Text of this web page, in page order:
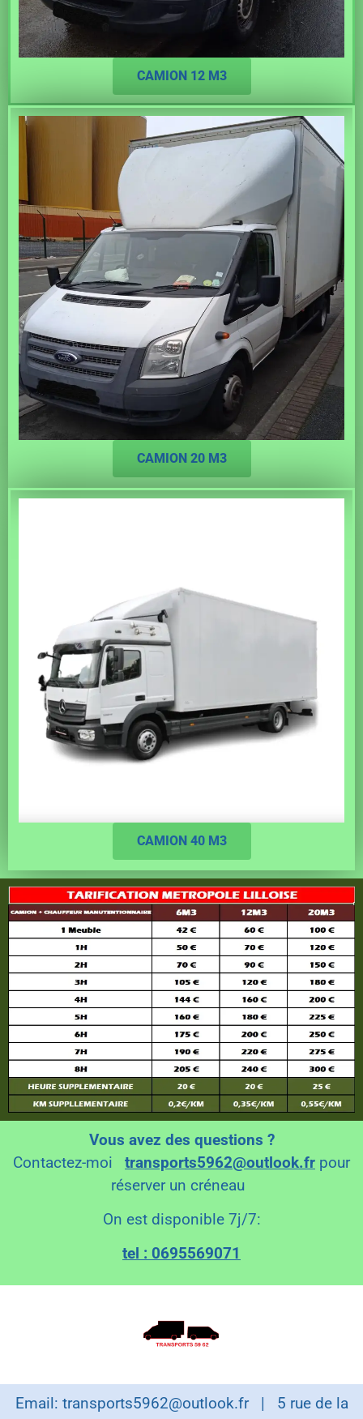
CAMION 12 M3
CAMION 20 M3
CAMION 40 M3
Vous avez des questions ?
Contactez-moi transports5962@outlook.fr pour
réserver un créneau
On est disponible 7j/7:
tel : 0695569071
Email: transports5962@outlook.fr | 5 rue de la